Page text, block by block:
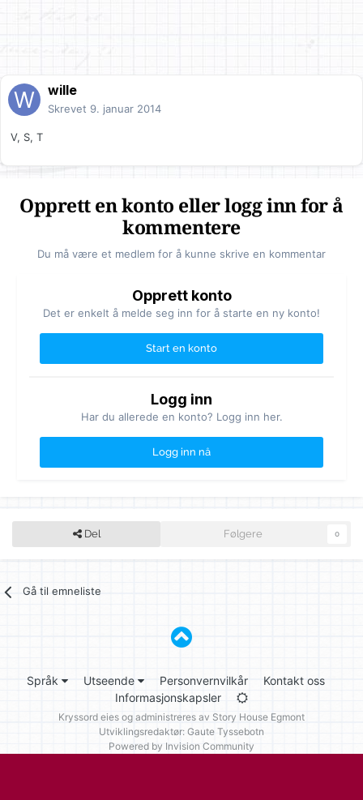
wille
Skrevet 9. januar 2014
V, S, T
Opprett en konto eller logg inn for å
kommentere
Du må være et medlem for å kunne skrive en kommentar
Opprett konto
Det er enkelt å melde seg inn for å starte en ny konto!
Start en konto
Logg inn
Har du allerede en konto? Logg inn her.
Logg inn nå
Del Følgere 0
Gå til emneliste
Språk Utseende Personvernvilkår
Kontakt oss
Informasjonskapsler
Kryssord eies og administreres av Story House Egmont
Utviklingsredaktør: Gaute Tyssebotn
Powered by Invision Community